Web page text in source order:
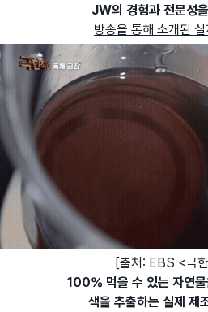
JW의 경험과 전문성
방송을 통해 소개된
[출처: EBS <극
100% 먹을 수 있는 자연
색을 추출하는 실제 제